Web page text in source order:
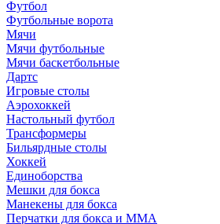
Футбол
Футбольные ворота
Мячи
Мячи футбольные
Мячи баскетбольные
Дартс
Игровые столы
Аэрохоккей
Настольный футбол
Трансформеры
Бильярдные столы
Хоккей
Единоборства
Мешки для бокса
Манекены для бокса
Перчатки для бокса и MMA